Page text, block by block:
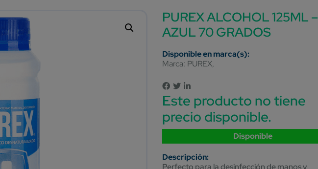
PUREX ALCOHOL 125ML –
AZUL 70 GRADOS
Marca: PUREX
Este producto no tiene
precio disponible.
Disponible
Perfecto para la desinfección de manos y